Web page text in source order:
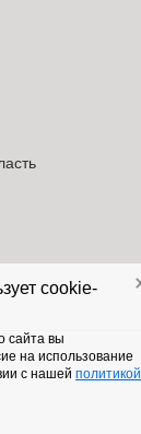
cookie-
сайта вы
на использование
с нашей политикой